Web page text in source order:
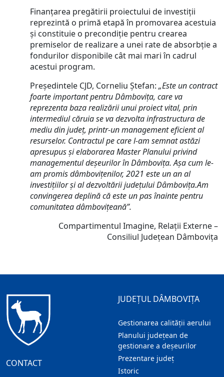
Finanțarea pregătirii proiectului de investiții
reprezintă o primă etapă în promovarea acestuia
și constituie o precondiție pentru crearea
premiselor de realizare a unei rate de absorbție a
fondurilor disponibile cât mai mari în cadrul
acestui program.
Președintele CJD, Corneliu Ștefan: „Este un contract
foarte important pentru Dâmbovița, care va
reprezenta baza realizării unui proiect vital, prin
intermediul căruia se va dezvolta infrastructura de
mediu din județ, printr-un management eficient al
resurselor. Contractul pe care l-am semnat astăzi
apresupus și elaborarea Master Planului privind
managementul deșeurilor în Dâmbovița. Așa cum le-
am promis dâmbovițenilor, 2021 este un an al
investițiilor și al dezvoltării județului Dâmbovița.Am
convingerea deplină că este un pas înainte pentru
comunitatea dâmbovițeană”.
Compartimentul Imagine, Relații Externe –
Consiliul Județean Dâmbovița
CONTACT
JUDEȚUL DÂMBOVIȚA
Gestionarea calității aerului
Planului județean de
gestionare a deșeurilor
Prezentare judeţ
Istoric